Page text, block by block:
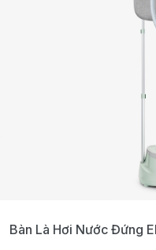
Bàn Là Hơi Nước Đứng